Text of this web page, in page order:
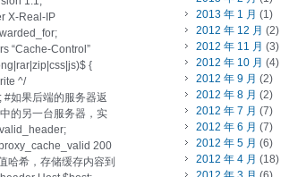
X-Real-IP
“Cache-Control”
{
^/
如果后端的服务器返
的另一台服务器，实
200
哈希，存储缓存内容到
2013 年 1 月 (1)
2012 年 12 月 (2)
2012 年 11 月 (3)
2012 年 10 月 (4)
2012 年 9 月 (2)
2012 年 8 月 (2)
2012 年 7 月 (7)
2012 年 6 月 (7)
2012 年 5 月 (6)
2012 年 4 月 (18)